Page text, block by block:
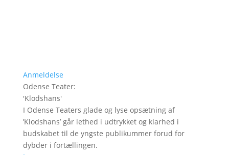
Anmeldelse
Odense Teater:
'Klodshans'
I Odense Teaters glade og lyse opsætning af
’Klodshans’ går lethed i udtrykket og klarhed i
budskabet til de yngste publikummer forud for
dybder i fortællingen.